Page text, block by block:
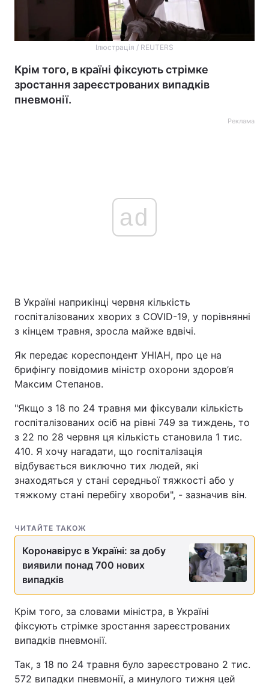
Ілюстрація / REUTERS
Крім того, в країні фіксують стрімке
зростання зареєстрованих випадків
пневмонії.
Реклама
ad
В Україні наприкінці червня кількість
госпіталізованих хворих з COVID-19, у порівнянні
з кінцем травня, зросла майже вдвічі.
Як передає кореспондент УНІАН, про це на
брифінгу повідомив міністр охорони здоров’я
Максим Степанов.
"Якщо з 18 по 24 травня ми фіксували кількість
госпіталізованих осіб на рівні 749 за тиждень, то
з 22 по 28 червня ця кількість становила 1 тис.
410. Я хочу нагадати, що госпіталізація
відбувається виключно тих людей, які
знаходяться у стані середньої тяжкості або у
тяжкому стані перебігу хвороби", - зазначив він.
ЧИТАЙТЕ ТАКОЖ
Коронавірус в Україні: за добу
виявили понад 700 нових
випадків
Крім того, за словами міністра, в Україні
фіксують стрімке зростання зареєстрованих
випадків пневмонії.
Так, з 18 по 24 травня було зареєстровано 2 тис.
572 випадки пневмонії, а минулого тижня цей